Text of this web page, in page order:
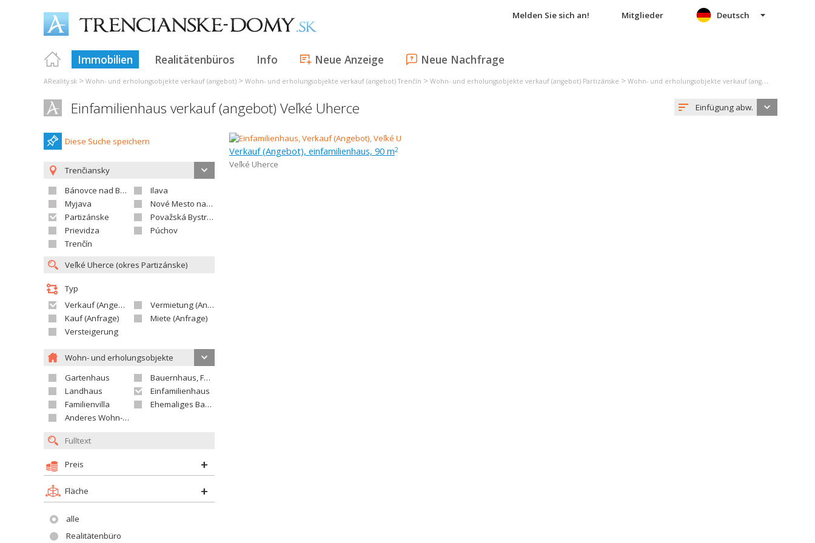
Melden Sie sich an! Mitglieder
Immobilien Realitätenbüros Info Neue Anzeige Neue Nachfrage
Deutsch
AReality.sk > Wohn- und erholungsobjekte verkauf (angebot) > Wohn- und erholungsobjekte verkauf (angebot) Trenčín > Wohn- und erholungsobjekte verkauf (angebot) Partizánske > Wohn- und erholungsobjekte verkauf (angebot) Veľké Uherce
Einfamilienhaus verkauf (angebot) Veľké Uherce Einfügung abw.
Diese Suche speichern
Trenčiansky
Bánovce nad Bebravou
Ilava
Myjava
Nové Mesto nad Váhom
Partizánske
Považská Bystrica
Prievidza
Púchov
Trenčín
Typ
Verkauf (Angebot)
Vermietung (Angebot)
Kauf (Anfrage)
Miete (Anfrage)
Versteigerung
Wohn- und erholungsobjekte
Gartenhaus
Bauernhaus, Ferienhaus
Landhaus
Einfamilienhaus
Familienvilla
Ehemaliges Bauerngut
Anderes Wohn- oder Ferienobjekt
Preis
Fläche
alle
Realitätenbüro
Verkauf (Angebot), einfamilienhaus, 90 m2
Veľké Uherce